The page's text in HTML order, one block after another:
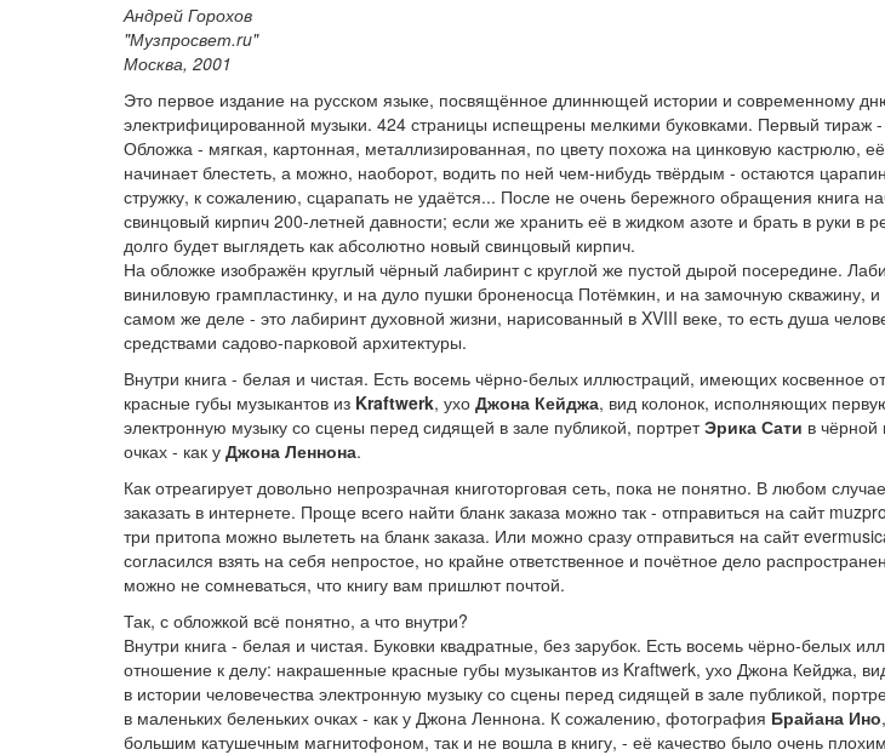
Андрей Горохов
"Музпросвет.ru"
Москва, 2001
Это первое издание на русском языке, посвящённое длиннющей истории и современному
электрифицированной музыки. 424 страницы испещрены мелкими буковками. Первый тираж -
Обложка - мягкая, картонная, металлизированная, по цвету похожа на цинковую кастрюлю,
начинает блестеть, а можно, наоборот, водить по ней чем-нибудь твёрдым - остаются
стружку, к сожалению, сцарапать не удаётся... После не очень бережного обращения книга
свинцовый кирпич 200-летней давности; если же хранить её в жидком азоте и брать в руки в
долго будет выглядеть как абсолютно новый свинцовый кирпич.
На обложке изображён круглый чёрный лабиринт с круглой же пустой дырой посередине.
виниловую грампластинку, и на дуло пушки броненосца Потёмкин, и на замочную скважину,
самом же деле - это лабиринт духовной жизни, нарисованный в XVIII веке, то есть душа
средствами садово-парковой архитектуры.
Внутри книга - белая и чистая. Есть восемь чёрно-белых иллюстраций, имеющих косвенное
красные губы музыкантов из Kraftwerk, ухо Джона Кейджа, вид колонок, исполняющих
электронную музыку со сцены перед сидящей в зале публикой, портретЭрика Сати в чёрной
очках - как у Джона Леннона.
Как отреагирует довольно непрозрачная книготорговая сеть, пока не понятно. В любом
заказать в интернете. Проще всего найти бланк заказа можно так - отправиться на сайт
три притопа можно вылететь на бланк заказа. Или можно сразу отправиться на сайт
согласился взять на себя непростое, но крайне ответственное и почётное дело
можно не сомневаться, что книгу вам пришлют почтой.
Так, с обложкой всё понятно, а что внутри?
Внутри книга - белая и чистая. Буковки квадратные, без зарубок. Есть восемь чёрно-белых
отношение к делу: накрашенные красные губы музыкантов из Kraftwerk, ухо Джона Кейджа,
в истории человечества электронную музыку со сцены перед сидящей в зале публикой,
в маленьких беленьких очках - как у Джона Леннона. К сожалению, фотография Брайана Ино
большим катушечным магнитофоном, так и не вошла в книгу, - её качество было очень